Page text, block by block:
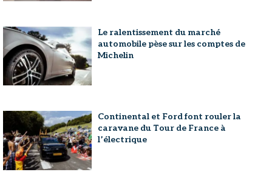
Le ralentissement du marché
automobile pèse sur les comptes de
Michelin
Continental et Ford font rouler la
caravane du Tour de France à
l’électrique